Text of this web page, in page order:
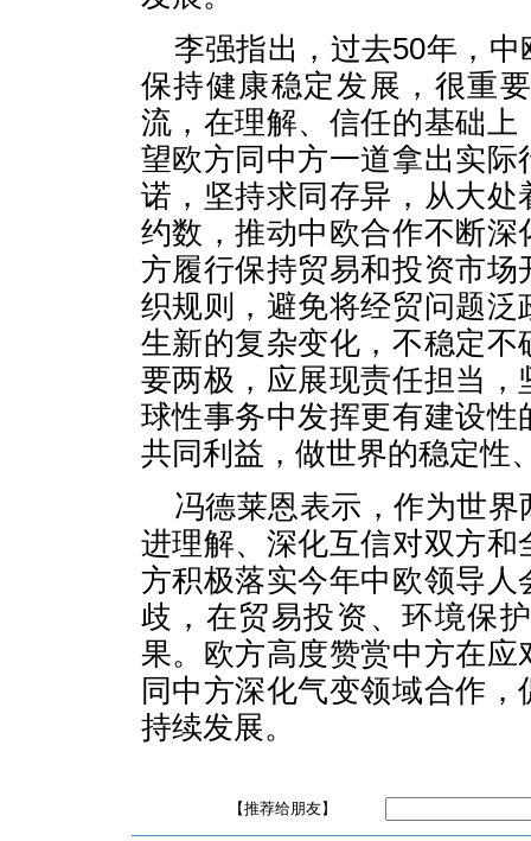
李强指出，过去50年，
保持健康稳定发展，很重
流，在理解、信任的基础
望欧方同中方一道拿出实
诺，坚持求同存异，从大
约数，推动中欧合作不断
方履行保持贸易和投资市
织规则，避免将经贸问题
生新的复杂变化，不稳定
要两极，应展现责任担当
球性事务中发挥更有建设
共同利益，做世界的稳定性
冯德莱恩表示，作为世
进理解、深化互信对双方
方积极落实今年中欧领导
歧，在贸易投资、环境保
果。欧方高度赞赏中方在
同中方深化气变领域合作
持续发展。
【推荐给朋友】